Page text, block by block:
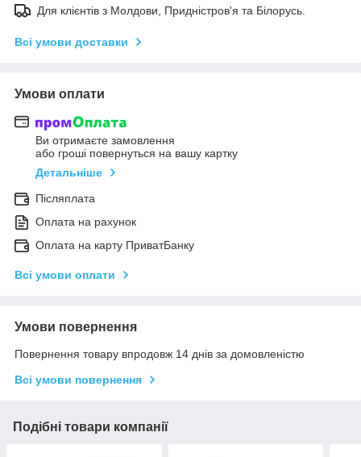
Для клієнтів з Молдови, Придністров'я та Білорусь.
Всі умови доставки
Умови оплати
Ви отримаєте замовлення
або гроші повернуться на вашу картку
Детальніше
Післяплата
Оплата на рахунок
Оплата на карту ПриватБанку
Всі умови оплати
Умови повернення
Повернення товару впродовж 14 днів за домовленістю
Всі умови повернення
Подібні товари компанії